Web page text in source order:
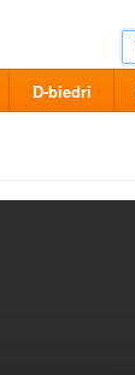
D-biedri